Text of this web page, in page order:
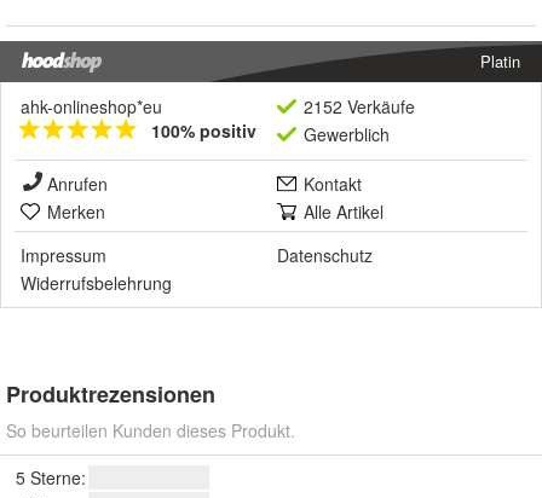
Platin
ahk-onlineshop*eu
100% positiv
2152 Verkäufe
Gewerblich
Anrufen
Kontakt
Merken
Alle Artikel
Impressum
Datenschutz
Widerrufsbelehrung
Produktrezensionen
So beurteilen Kunden dieses Produkt.
5 Sterne: